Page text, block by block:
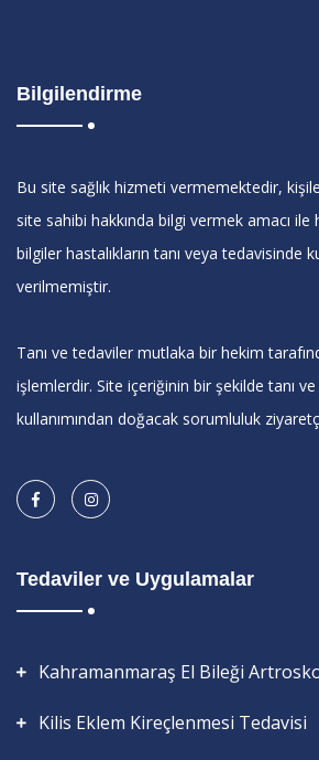
Bilgilendirme
Bu site sağlık hizmeti vermemektedir,
site sahibi hakkında bilgi vermek amacı ile
bilgiler hastalıkların tanı veya tedavisinde
verilmemiştir.
Tanı ve tedaviler mutlaka bir hekim
işlemlerdir. Site içeriğinin bir şekilde tanı
kullanımından doğacak sorumluluk
Tedaviler ve Uygulamalar
Kahramanmaraş El Bileği
Kilis Eklem Kireçlenmesi Tedavisi